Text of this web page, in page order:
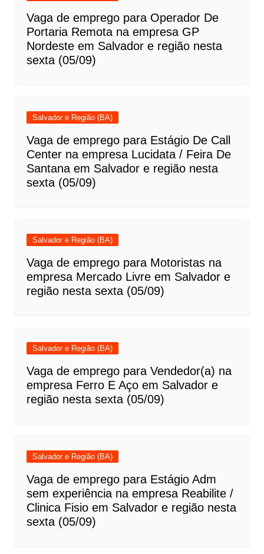
Vaga de emprego para Operador De
Portaria Remota na empresa GP
Nordeste em Salvador e região nesta
sexta (05/09)
Salvador e Região (BA)
Vaga de emprego para Estágio De Call
Center na empresa Lucidata / Feira De
Santana em Salvador e região nesta
sexta (05/09)
Salvador e Região (BA)
Vaga de emprego para Motoristas na
empresa Mercado Livre em Salvador e
região nesta sexta (05/09)
Salvador e Região (BA)
Vaga de emprego para Vendedor(a) na
empresa Ferro E Aço em Salvador e
região nesta sexta (05/09)
Salvador e Região (BA)
Vaga de emprego para Estágio Adm
sem experiência na empresa Reabilite /
Clinica Fisio em Salvador e região nesta
sexta (05/09)